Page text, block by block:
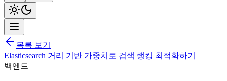
목록 보기
Elasticsearch 거리 기반 가중치로 검색 랭킹 최적화하기
백엔드